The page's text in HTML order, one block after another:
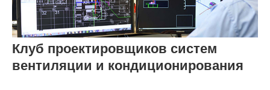
Клуб проектировщиков систем
вентиляции и кондиционирования